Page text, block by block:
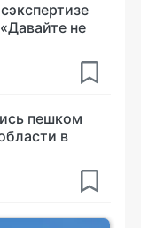
не
пешком
в